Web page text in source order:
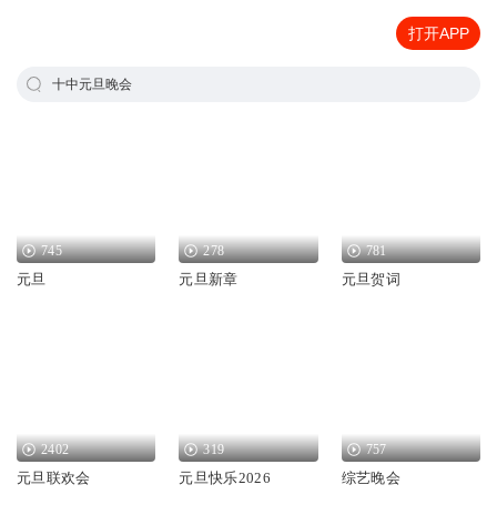
打开APP
十中元旦晚会
745
元旦
278
元旦新章
781
元旦贺词
2402
元旦联欢会
319
元旦快乐2026
757
综艺晚会